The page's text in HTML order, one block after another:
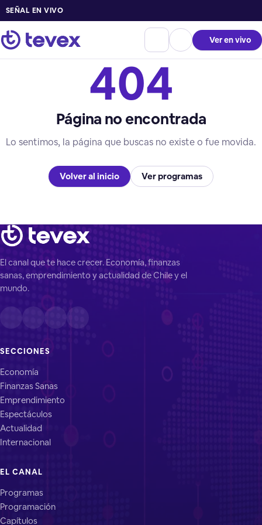
SEÑAL EN VIVO
Ver en vivo
404
Página no encontrada
Lo sentimos, la página que buscas no existe o fue movida.
Volver al inicio Ver programas
El canal que te hace crecer. Economía, finanzas
sanas, emprendimiento y actualidad de Chile y el
mundo.
SECCIONES
Economía
Finanzas Sanas
Emprendimiento
Espectáculos
Actualidad
Internacional
EL CANAL
Programas
Programación
Capítulos